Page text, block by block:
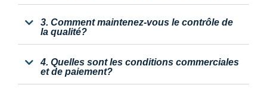
3. Comment maintenez-vous le contrôle de
la qualité?
4. Quelles sont les conditions commerciales
et de paiement?